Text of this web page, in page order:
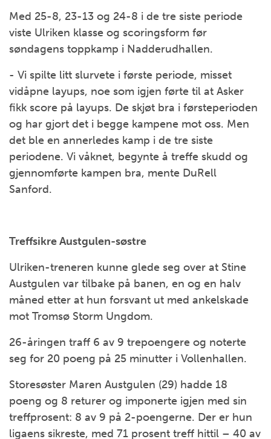
Med 25-8, 23-13 og 24-8 i de tre siste periode
viste Ulriken klasse og scoringsform før
søndagens toppkamp i Nadderudhallen.
- Vi spilte litt slurvete i første periode, misset
vidåpne layups, noe som igjen førte til at Asker
fikk score på layups. De skjøt bra i førsteperioden
og har gjort det i begge kampene mot oss. Men
det ble en annerledes kamp i de tre siste
periodene. Vi våknet, begynte å treffe skudd og
gjennomførte kampen bra, mente DuRell
Sanford.
Treffsikre Austgulen-søstre
Ulriken-treneren kunne glede seg over at Stine
Austgulen var tilbake på banen, en og en halv
måned etter at hun forsvant ut med ankelskade
mot Tromsø Storm Ungdom.
26-åringen traff 6 av 9 trepoengere og noterte
seg for 20 poeng på 25 minutter i Vollenhallen.
Storesøster Maren Austgulen (29) hadde 18
poeng og 8 returer og imponerte igjen med sin
treffprosent: 8 av 9 på 2-poengerne. Der er hun
ligaens sikreste, med 71 prosent treff hittil – 40 av